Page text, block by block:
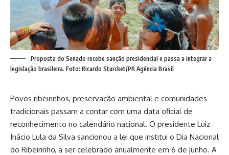
Proposta do Senado recebe sanção presidencial e passa a integrar a
legislação brasileira. Foto: Ricardo Sturcket/PR Agência Brasil
Povos ribeirinhos, preservação ambiental e comunidades
tradicionais passam a contar com uma data oficial de
reconhecimento no calendário nacional. O presidente Luiz
Inácio Lula da Silva sancionou a lei que institui o Dia Nacional
do Ribeirinho, a ser celebrado anualmente em 6 de junho. A